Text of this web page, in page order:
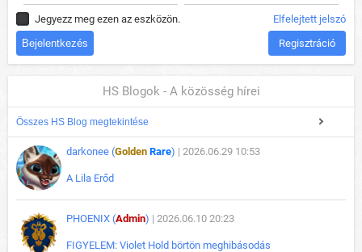
Jegyezz meg ezen az eszközön. Elfelejtett jelszó
Regisztráció
HS Blogok - A közösség hírei
Összes HS Blog megtekintése
darkonee (Golden Rare) | 2026.06.29 10:53
A Lila Erőd
PHOENIX (Admin) | 2026.06.10 20:23
FIGYELEM: Violet Hold börtön meghibásodás